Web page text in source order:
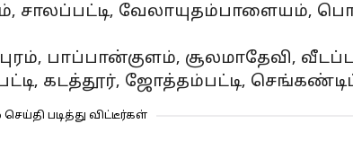
சாலப்பட்டி, வேலாயுதம்பாளையம்,
பாப்பான்குளம், சூலமாதேவி,
கடத்தூர், ஜோத்தம்பட்டி,
செய்தி படித்து விட்டீர்கள்